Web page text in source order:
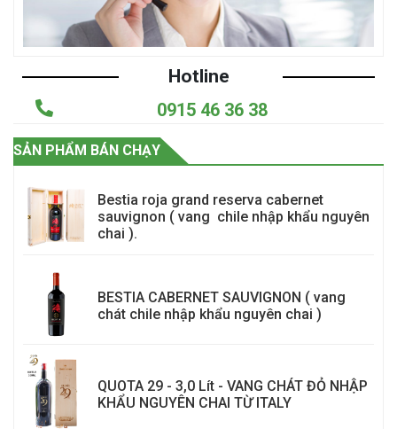
Hotline
0915 46 36 38
SẢN PHẨM BÁN CHẠY
Bestia roja grand reserva cabernet
sauvignon ( vang chile nhập khẩu nguyên
chai ).
BESTIA CABERNET SAUVIGNON ( vang
chát chile nhập khẩu nguyên chai )
QUOTA 29 - 3,0 Lít - VANG CHÁT ĐỎ NHẬP
KHẨU NGUYÊN CHAI TỪ ITALY